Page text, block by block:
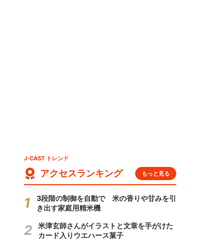
J-CAST トレンド
アクセスランキング もっと見る
3段階の制御を自動で 米の香りや甘みを引
き出す家庭用精米機
米津玄師さんがイラストと文章を手がけた
カード入りウエハース菓子